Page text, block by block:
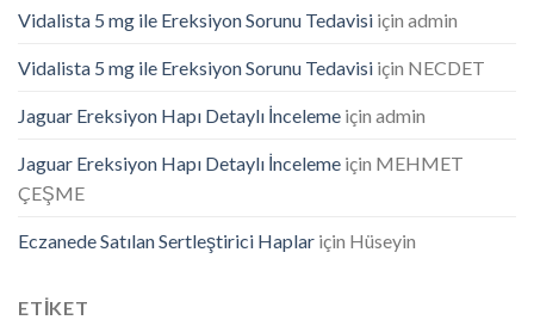
Vidalista 5 mg ile Ereksiyon Sorunu Tedavisi için admin
Vidalista 5 mg ile Ereksiyon Sorunu Tedavisi için NECDET
Jaguar Ereksiyon Hapı Detaylı İnceleme için admin
Jaguar Ereksiyon Hapı Detaylı İnceleme için MEHMET
ÇEŞME
Eczanede Satılan Sertleştirici Haplar için Hüseyin
ETİKET